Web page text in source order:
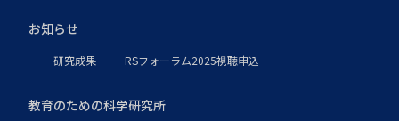
お知らせ
研究成果 RSフォーラム2025視聴申込
教育のための科学研究所